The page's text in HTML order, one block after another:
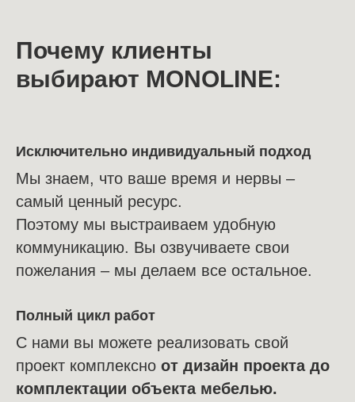
Почему клиенты
выбирают MONOLINE:
Исключительно индивидуальный подход
Мы знаем, что ваше время и нервы –
самый ценный ресурс.
Поэтому мы выстраиваем удобную
коммуникацию. Вы озвучиваете свои
пожелания – мы делаем все остальное.
Полный цикл работ
С нами вы можете реализовать свой
проект комплексно от дизайн проекта до
комплектации объекта мебелью.